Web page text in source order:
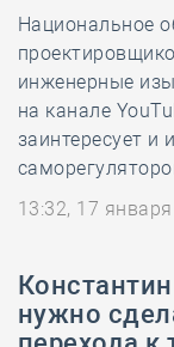
Национальное
инженерные
на канале
заинтересует и
13:32, 17
нужно